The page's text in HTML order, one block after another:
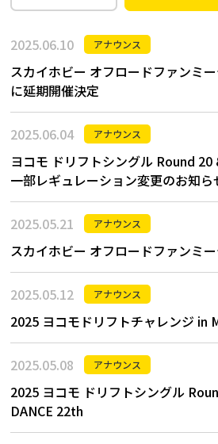
2025.06.10 アナウンス
スカイホビー オフロードファンミ
に延期開催決定
2025.06.04 アナウンス
ヨコモ ドリフトシングル Round
一部レギュレーション変更のお知ら
2025.05.21 アナウンス
スカイホビー オフロードファンミ
2025.05.12 アナウンス
2025 ヨコモドリフトチャレンジ in
2025.05.08 アナウンス
2025 ヨコモ ドリフトシングル
DANCE 22th